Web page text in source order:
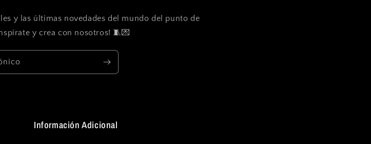
y las últimas novedades del mundo del punto de
y crea con nosotros! 🧵💌
Información Adicional